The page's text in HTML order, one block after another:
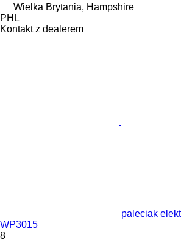
Wielka Brytania, Hampshire
PHL
Kontakt z dealerem
paleciak
WP3015
8